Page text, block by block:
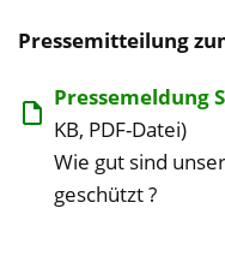
Pressemitteilung
Pressemeldung
KB, PDF-Datei)
Wie gut sind
geschützt ?